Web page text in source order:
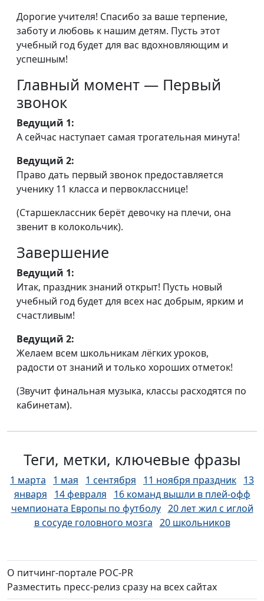
Дорогие учителя! Спасибо за ваше терпение,
заботу и любовь к нашим детям. Пусть этот
учебный год будет для вас вдохновляющим и
успешным!
Главный момент — Первый
звонок
Ведущий 1:
А сейчас наступает самая трогательная минута!
Ведущий 2:
Право дать первый звонок предоставляется
ученику 11 класса и первокласснице!
(Старшеклассник берёт девочку на плечи, она
звенит в колокольчик).
Завершение
Ведущий 1:
Итак, праздник знаний открыт! Пусть новый
учебный год будет для всех нас добрым, ярким и
счастливым!
Ведущий 2:
Желаем всем школьникам лёгких уроков,
радости от знаний и только хороших отметок!
(Звучит финальная музыка, классы расходятся по
кабинетам).
Теги, метки, ключевые фразы
1 марта 1 мая 1 сентября 11 ноября праздник 13
января
14 февраля
16 команд вышли в плей-офф
чемпионата Европы по футболу 20 лет жил с иглой
в сосуде головного мозга 20 школьников
налоговых вычетов 5G 7 ноября праздник 8
июля 8 марта 800-летний гриб
(H3N2)
Абдоллахиан Абхазия
абхазское
О питчинг-портале РОС-PR
Разместить пресс-релиз сразу на всех сайтах